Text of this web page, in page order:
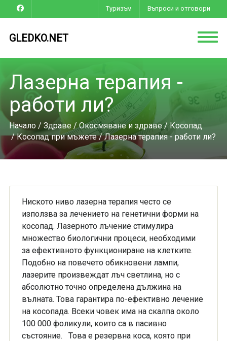
Туризъм Въпроси и отговори
GLEDKO.NET
Лазерна терапия -
работи ли?
Начало/ Здраве/Окосмяване и здраве/ Косопад
/Косопад при мъжете/ Лазерна терапия - работи ли?
Ниското ниво лазерна терапия често се
използва за лечението на генетични форми на
косопад. Лазерното лъчение стимулира
множество биологични процеси, необходими
за ефективното функциониране на клетките.
Подобно на повечето обикновени лампи,
лазерите произвеждат лъч светлина, но с
абсолютно точно определена дължина на
вълната. Това гарантира по-ефективно лечение
на косопада. Всеки човек има на скалпа около
100 000 фоликули, които са в пасивно
състояние. Това е резервна коса, която при